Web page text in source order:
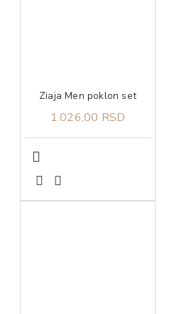
Ziaja Men poklon set
1.026,00 RSD